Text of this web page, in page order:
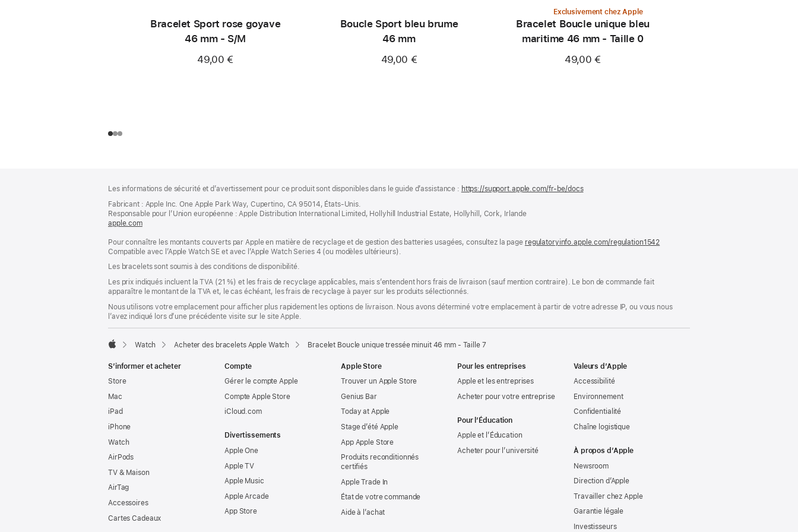
Bracelet Sport rose goyave
46 mm - S/M
49,00 €
Boucle Sport bleu brume
46 mm
49,00 €
Exclusivement chez Apple
Bracelet Boucle unique bleu
maritime 46 mm - Taille 0
49,00 €
de
page
de
bas
de
page
Les informations de sécurité et d’avertissement pour ce produit sont disponibles dans le guide d’assistance : https://support.apple.com/fr-be/docs(s’ouvre
Fabricant : Apple Inc. One Apple Park Way, Cupertino, CA 95014, États-Unis.
Responsable pour l’Union européenne : Apple Distribution International Limited, Hollyhill Industrial Estate, Hollyhill, Cork, Irlande
apple.com(s’ouvre
une
nouvelle
Pour connaître les montants couverts par Apple en matière de recyclage et de gestion des batteries usagées, consultez la page regulatoryinfo.apple.com/regulation1542
Compatible avec l’Apple Watch SE et avec l’Apple Watch Series 4 (ou modèles ultérieurs).
Les bracelets sont soumis à des conditions de disponibilité.
Les prix indiqués incluent la TVA (21 %) et les frais de recyclage applicables, mais s’entendent hors frais de livraison (sauf mention contraire). Le bon de commande fait
apparaître le montant de la TVA et, le cas échéant, les frais de recyclage à payer sur les produits sélectionnés.
Nous utilisons votre emplacement pour afficher plus rapidement les options de livraison. Nous avons déterminé votre emplacement à partir de votre adresse IP, ou vous nous
l’avez indiqué lors d’une précédente visite sur le site Apple.
Watch Acheter des bracelets Apple Watch Bracelet Boucle unique tressée minuit 46 mm - Taille 7
S’informer et acheter
Store
Mac
iPad
iPhone
Watch
AirPods
TV & Maison
AirTag
Accessoires
Cartes Cadeaux
Compte
Gérer le compte Apple
Compte Apple Store
iCloud.com
Divertissements
Apple One
Apple TV
Apple Music
Apple Arcade
App Store
Apple Store
Trouver un Apple Store
Genius Bar
Today at Apple
Stage d’été Apple
App Apple Store
Produits reconditionnés
certifiés
Apple Trade In
État de votre commande
Aide à l’achat
Pour les entreprises
Apple et les entreprises
Acheter pour votre entreprise
Pour l’Éducation
Apple et l’Éducation
Acheter pour l’université
Valeurs d’Apple
Accessibilité
Environnement
Confidentialité
Chaîne logistique
À propos d’Apple
Newsroom
Direction d’Apple
Travailler chez Apple
Garantie légale
Investisseurs